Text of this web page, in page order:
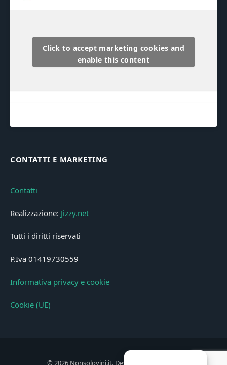
Click to accept marketing cookies and
enable this content
CONTATTI E MARKETING
Contatti
Realizzazione: Jizzy.net
Tutti i diritti riservati
P.Iva 01419730559
Informativa privacy e cookie
Cookie (UE)
© 2026 Nonsolovini.it. Designed by